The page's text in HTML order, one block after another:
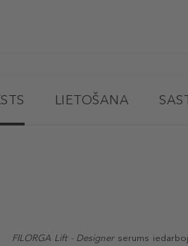
LIETOŠANA
FILORGA Lift - Designer serums